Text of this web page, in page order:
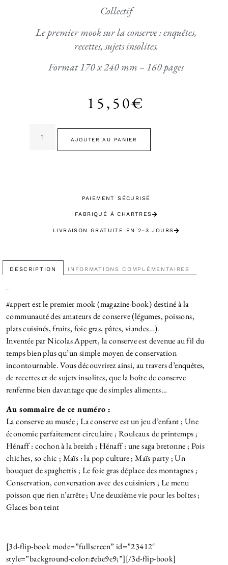
Collectif
Le premier mook sur la conserve : enquêtes,
recettes, sujets insolites.
Format 170 x 240 mm – 160 pages
15,50€
AJOUTER AU PANIER
PAIEMENT SÉCURISÉ
FABRIQUÉ À CHARTRES
LIVRAISON GRATUITE EN 2-3 JOURS
DESCRIPTION INFORMATIONS COMPLÉMENTAIRES
#appert est le premier mook (magazine-book) destiné à la
communauté des amateurs de conserve (légumes, poissons,
plats cuisinés, fruits, foie gras, pâtes, viandes…).
Inventée par Nicolas Appert, la conserve est devenue au fil du
temps bien plus qu’un simple moyen de conservation
incontournable. Vous découvrirez ainsi, au travers d’enquêtes,
de recettes et de sujets insolites, que la boîte de conserve
renferme bien davantage que de simples aliments…
Au sommaire de ce numéro :
La conserve au musée ; La conserve est un jeu d’enfant ; Une
économie parfaitement circulaire ; Rouleaux de printemps ;
Hénaff : cochon à la breizh ; Hénaff : une saga bretonne ; Pois
chiches, so chic ; Maïs : la pop culture ; Maïs party ; Un
bouquet de spaghettis ; Le foie gras déplace des montagnes ;
Conservation, conversation avec des cuisiniers ; Le menu
poisson que rien n’arrête ; Une deuxième vie pour les boîtes ;
Glaces bon teint
[3d-flip-book mode=”fullscreen” id=”23412″
style=”background-color:#ebe9e9;”][/3d-flip-book]